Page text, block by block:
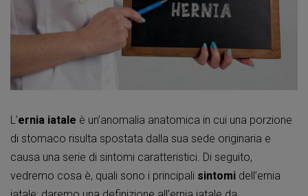
L’ernia iatale è un’anomalia anatomica in cui una porzione
di stomaco risulta spostata dalla sua sede originaria e
causa una serie di sintomi caratteristici. Di seguito,
vedremo cosa è, quali sono i principali sintomi dell’ernia